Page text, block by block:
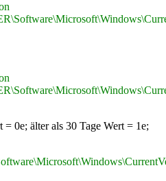
= 0e; älter als 30 Tage Wert = 1e;